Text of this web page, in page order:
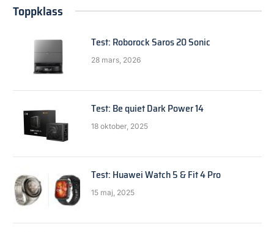
Toppklass
Test: Roborock Saros 20 Sonic
28 mars, 2026
Test: Be quiet Dark Power 14
18 oktober, 2025
Test: Huawei Watch 5 & Fit 4 Pro
15 maj, 2025